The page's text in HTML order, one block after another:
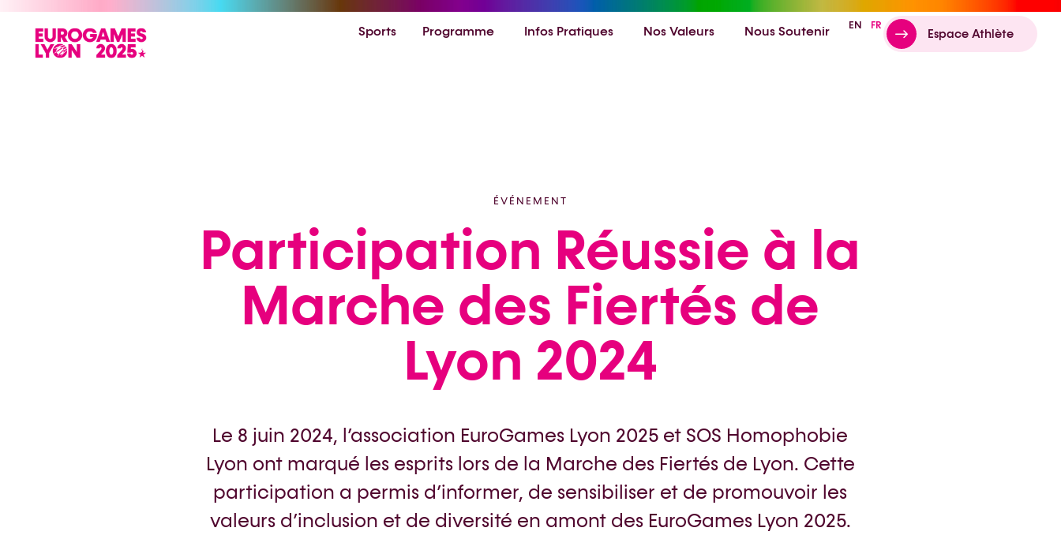
Sports Programme Infos Pratiques Nos Valeurs Nous Soutenir EN FR
Espace Athlète
ÉVÉNEMENT
Participation Réussie à la
Marche des Fiertés de
Lyon 2024
Le 8 juin 2024, l’association EuroGames Lyon 2025 et SOS Homophobie
Lyon ont marqué les esprits lors de la Marche des Fiertés de Lyon. Cette
participation a permis d’informer, de sensibiliser et de promouvoir les
valeurs d’inclusion et de diversité en amont des EuroGames Lyon 2025.